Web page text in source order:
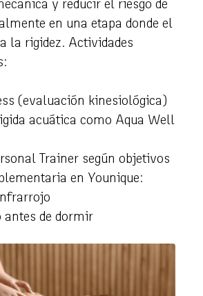
y reducir el riesgo de
en una etapa donde el
la rigidez. Actividades
(evaluación kinesiológica)
acuática como Aqua Well
Trainer según objetivos
en Younique:
antes de dormir